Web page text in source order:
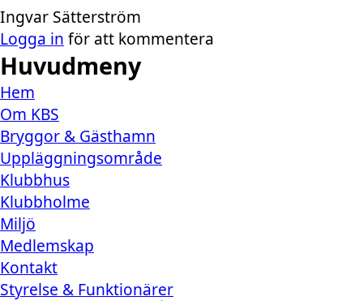
Ingvar Sätterström
Logga in för att kommentera
Huvudmeny
Hem
Om KBS
Bryggor & Gästhamn
Uppläggningsområde
Klubbhus
Klubbholme
Miljö
Medlemskap
Kontakt
Styrelse & Funktionärer